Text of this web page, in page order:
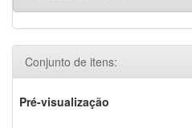
Conjunto de itens:
Pré-visualização